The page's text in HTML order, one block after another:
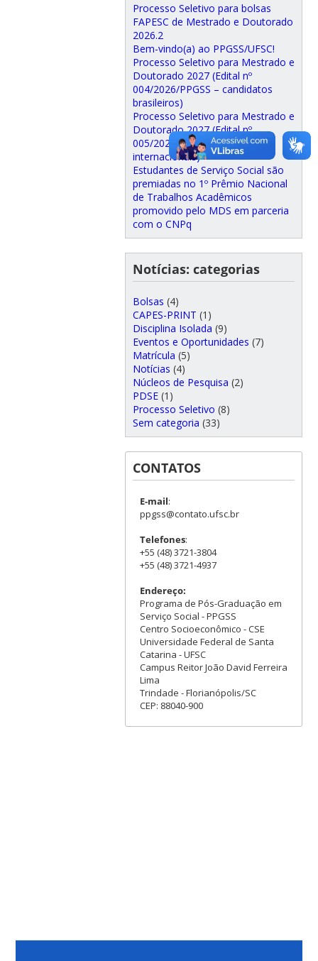
Processo Seletivo para bolsas
FAPESC de Mestrado e Doutorado
2026.2
Bem-vindo(a) ao PPGSS/UFSC!
Processo Seletivo para Mestrado e
Doutorado 2027 (Edital nº
004/2026/PPGSS – candidatos
brasileiros)
Processo Seletivo para Mestrado e
Doutorado 2027 (Edital nº
005/2026/PPGSS – candidatos
internacionais)
Estudantes de Serviço Social são
premiadas no 1º Prêmio Nacional
de Trabalhos Acadêmicos
promovido pelo MDS em parceria
com o CNPq
Notícias: categorias
Bolsas (4)
CAPES-PRINT (1)
Disciplina Isolada (9)
Eventos e Oportunidades (7)
Matrícula (5)
Notícias (4)
Núcleos de Pesquisa (2)
PDSE(1)
Processo Seletivo (8)
Sem categoria (33)
CONTATOS
E-mail:
ppgss@contato.ufsc.br
Telefones:
+55 (48) 3721-3804
+55 (48) 3721-4937
Endereço:
Programa de Pós-Graduação em
Serviço Social - PPGSS
Centro Socioeconômico - CSE
Universidade Federal de Santa
Catarina - UFSC
Campus Reitor João David Ferreira
Lima
Trindade - Florianópolis/SC
CEP: 88040-900